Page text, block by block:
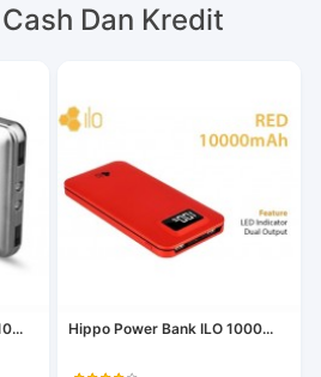
Dan Kredit
Hippo Power Bank ILO 1000...